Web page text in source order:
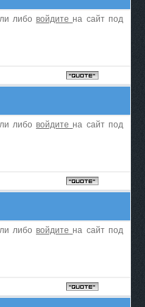
либовойдите на сайт под
либовойдите на сайт под
либовойдите на сайт под